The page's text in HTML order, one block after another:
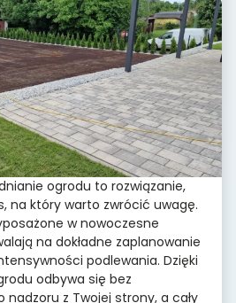
ogrodu to rozwiązanie,
na który warto zwrócić uwagę.
w nowoczesne
na dokładne zaplanowanie
podlewania. Dzięki
odbywa się bez
nadzoru z Twojej strony, a cały